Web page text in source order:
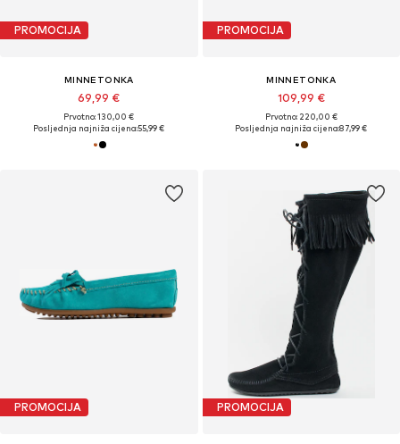
PROMOCIJA
MINNETONKA
69,99 €
Prvotno: 130,00 €
Posljednja najniža cijena:55,99 €
PROMOCIJA
MINNETONKA
109,99 €
Prvotno: 220,00 €
Posljednja najniža cijena:87,99 €
PROMOCIJA PROMOCIJA